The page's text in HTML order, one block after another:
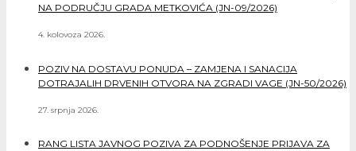
NA PODRUČJU GRADA METKOVIĆA (JN-09/2026)
4. kolovoza 2026.
POZIV NA DOSTAVU PONUDA – ZAMJENA I SANACIJA
DOTRAJALIH DRVENIH OTVORA NA ZGRADI VAGE (JN-50/2026)
27. srpnja 2026.
RANG LISTA JAVNOG POZIVA ZA PODNOŠENJE PRIJAVA ZA